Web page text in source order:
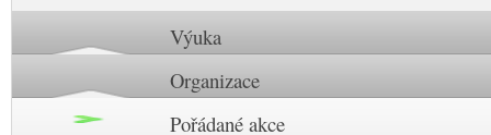
Výuka
Organizace
Pořádané akce